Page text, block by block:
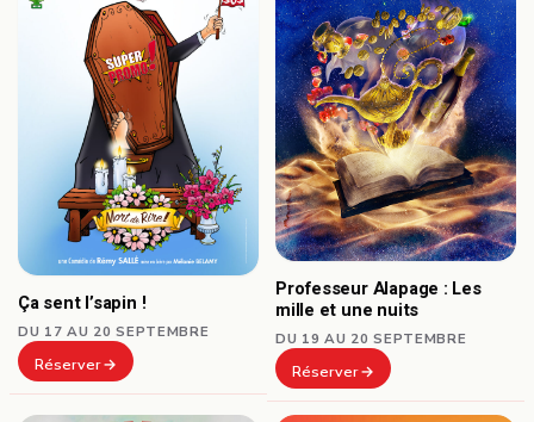
Ça sent l’sapin !
DU 17 AU 20 SEPTEMBRE
Réserver
Professeur Alapage : Les
mille et une nuits
DU 19 AU 20 SEPTEMBRE
Réserver